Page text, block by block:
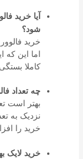
آیا خرید
شود؟
خرید
اما این
کاملا
چه تعداد
بهتر است
نزدیک به
خرید را
خرید لایک